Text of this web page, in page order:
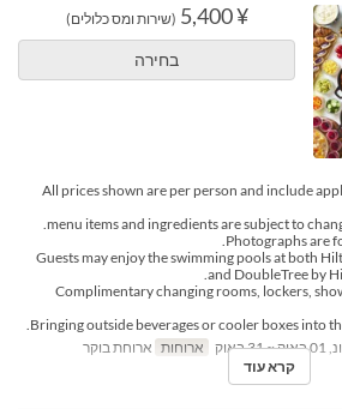
¥ 5,400 (שירות ומס כלולים)
בחירה
※All prices shown are per person and include
※Guests may enjoy the swimming pools at both
and DoubleTree by
※Complimentary changing rooms, lockers,
ארוחות ארוחת בוקר
קרא עוד